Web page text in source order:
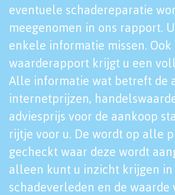
eventuele schadereparatie
meegenomen in ons rapport.
enkele informatie missen.
waarderapport krijgt u een
Alle informatie wat betreft de
internetprijzen,
adviesprijs voor de aankoop
rijtje voor u. De wordt op alle
gecheckt waar deze wordt
alleen kunt u inzicht krijgen in
schadeverleden en de waarde